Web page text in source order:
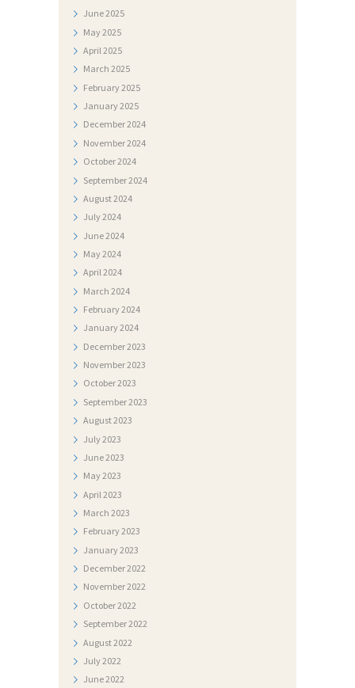
June2025
May2025
April2025
March 2025
February2025
January2025
December2024
November2024
October2024
September2024
August2024
July2024
June2024
May2024
April2024
March 2024
February2024
January2024
December2023
November2023
October2023
September2023
August2023
July2023
June2023
May2023
April 2023
March 2023
February2023
January2023
December2022
November2022
October2022
September2022
August2022
July2022
June2022